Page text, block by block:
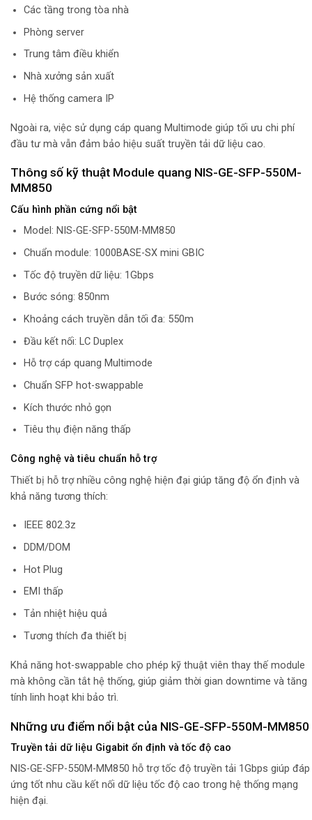
Các tầng trong tòa nhà
Phòng server
Trung tâm điều khiển
Nhà xưởng sản xuất
Hệ thống camera IP
Ngoài ra, việc sử dụng cáp quang Multimode giúp tối ưu chi phí
đầu tư mà vẫn đảm bảo hiệu suất truyền tải dữ liệu cao.
Thông số kỹ thuật Module quang NIS-GE-SFP-550M-
MM850
Cấu hình phần cứng nổi bật
Model: NIS-GE-SFP-550M-MM850
Chuẩn module: 1000BASE-SX mini GBIC
Tốc độ truyền dữ liệu: 1Gbps
Bước sóng: 850nm
Khoảng cách truyền dẫn tối đa: 550m
Đầu kết nối: LC Duplex
Hỗ trợ cáp quang Multimode
Chuẩn SFP hot-swappable
Kích thước nhỏ gọn
Tiêu thụ điện năng thấp
Công nghệ và tiêu chuẩn hỗ trợ
Thiết bị hỗ trợ nhiều công nghệ hiện đại giúp tăng độ ổn định và
khả năng tương thích:
IEEE 802.3z
DDM/DOM
Hot Plug
EMI thấp
Tản nhiệt hiệu quả
Tương thích đa thiết bị
Khả năng hot-swappable cho phép kỹ thuật viên thay thế module
mà không cần tắt hệ thống, giúp giảm thời gian downtime và tăng
tính linh hoạt khi bảo trì.
Những ưu điểm nổi bật của NIS-GE-SFP-550M-MM850
Truyền tải dữ liệu Gigabit ổn định và tốc độ cao
NIS-GE-SFP-550M-MM850 hỗ trợ tốc độ truyền tải 1Gbps giúp đáp
ứng tốt nhu cầu kết nối dữ liệu tốc độ cao trong hệ thống mạng
hiện đại.